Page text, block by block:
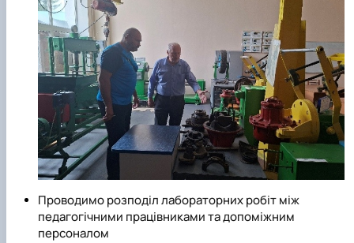
Проводимо розподіл лабораторних робіт між
педагогічними працівниками та допоміжним
персоналом